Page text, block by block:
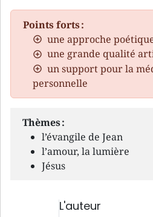
Points forts :
une approche
une grande qualité
un support pour la
personnelle
Thèmes :
l’évangile de Jean
l’amour, la lumière
Jésus
L'auteur